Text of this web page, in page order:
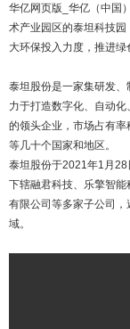
华亿网页版_华亿（中国
术产业园区的泰坦科技
大环保投入力度，推进绿
泰坦股份是一家集研发
力于打造数字化、自动
的领头企业，市场占有
等几十个国家和地区。
泰坦股份于2021年1月
下辖融君科技、乐擎智
有限公司等多家子公司
域。